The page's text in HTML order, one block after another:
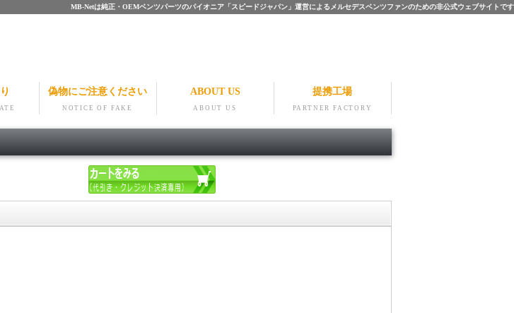
MB-Netは純正・OEMベンツパーツのパイオニア「スピードジャパン」運営によるメルセデスベンツファンのための非公式ウェブサイトです
偽物にご注意ください
NOTICE OF FAKE
ABOUT US
ABOUT US
提携工場
PARTNER FACTORY